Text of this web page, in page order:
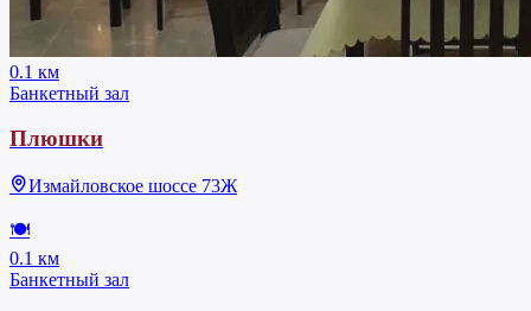
0.1 км
Банкетный зал
Плюшки
Измайловское шоссе 73Ж
🍽
0.1 км
Банкетный зал